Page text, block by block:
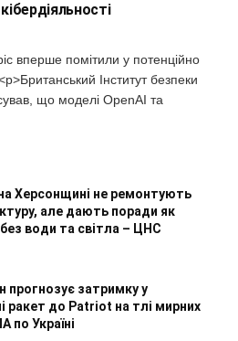
вперше помітили у потенційно
Інститут безпеки
що моделі OpenAI та
Херсонщині не ремонтують
але дають поради як
води та світла – ЦНС
прогнозує затримку у
ракет до Patriot на тлі мирних
по Україні